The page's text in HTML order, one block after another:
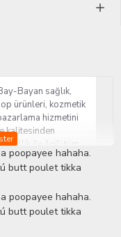
Bayan sağlık,
ürünleri, kozmetik
hizmetini
kalitesinden
ile ilgili tüm
uzman kadrosu ile
karşılıyor.
odaklı çalışma
sağlıklı ve
danışmanlığı
Shop sektöründeki
poopayee hahaha.
butt poulet tikka
poopayee hahaha.
butt poulet tikka